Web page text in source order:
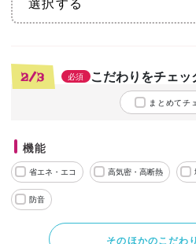
2/3 必須 こだわりをチェッ
まとめてチ
機能
省エネ・エコ 高気密・高断熱
防音
そのほかのこだわ